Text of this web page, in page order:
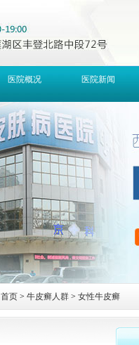
医院概况 医院新闻
首页 > 牛皮癣人群 > 女性牛皮癣